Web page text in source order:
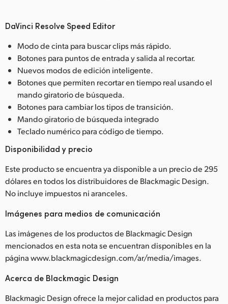
DaVinci Resolve Speed Editor
Modo de cinta para buscar clips más rápido.
Botones para puntos de entrada y salida al recortar.
Nuevos modos de edición inteligente.
Botones que permiten recortar en tiempo real usando el
mando giratorio de búsqueda.
Botones para cambiar los tipos de transición.
Mando giratorio de búsqueda integrado
Teclado numérico para código de tiempo.
Disponibilidad y precio
Este producto se encuentra ya disponible a un precio de 295
dólares en todos los distribuidores de Blackmagic Design.
No incluye impuestos ni aranceles.
Imágenes para medios de comunicación
Las imágenes de los productos de Blackmagic Design
mencionados en esta nota se encuentran disponibles en la
página www.blackmagicdesign.com/ar/media/images.
Acerca de Blackmagic Design
Blackmagic Design ofrece la mejor calidad en productos para